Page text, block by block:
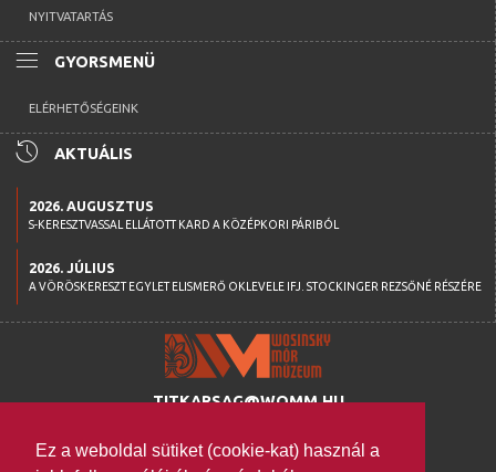
Ez a weboldal sütiket (cookie-kat) használ a
NYITVATARTÁS
menu GYORSMENÜ
ELÉRHETŐSÉGEINK
history AKTUÁLIS
2026. AUGUSZTUS
S-KERESZTVASSAL ELLÁTOTT KARD A KÖZÉPKORI PÁRIBÓL
2026. JÚLIUS
A VÖRÖSKERESZT EGYLET ELISMERŐ OKLEVELE IFJ. STOCKINGER REZSŐNÉ RÉSZÉRE
TITKARSAG@WOMM.HU